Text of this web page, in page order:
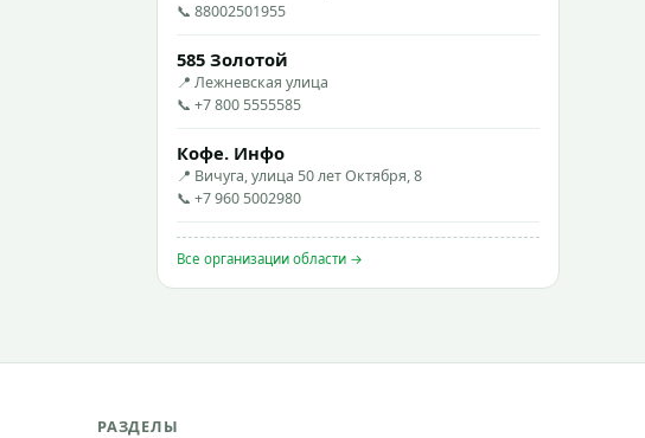
📞 88002501955
585 Золотой
📍 Лежневская улица
📞 +7 800 5555585
Кофе. Инфо
📍 Вичуга, улица 50 лет Октября, 8
📞 +7 960 5002980
Все организации области →
РАЗДЕЛЫ